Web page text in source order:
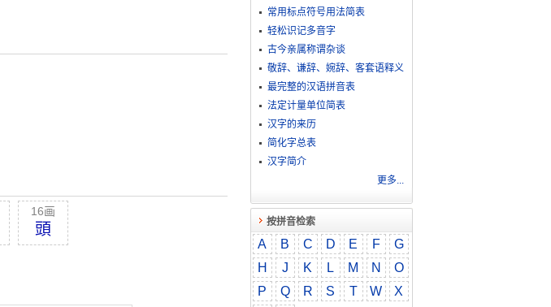
16画
頭
常用标点符号用法简表
轻松识记多音字
古今亲属称谓杂谈
敬​辞​、​谦​辞​、​婉​辞​、​客​套​语​释​义
最完整的汉语拼音表
法定计量单位简表
汉字的来历
简化字总表
汉字简介
更多...
按拼音检索
A B C D E F
G
H
J K L M N
O
P
Q R S T W
X